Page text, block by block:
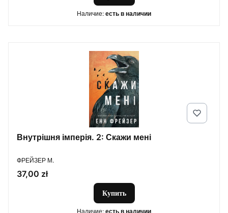
Наличие: есть в наличии
Внутрішня імперія. 2: Скажи мені
ПРОИЗВОДИТЕЛЬ
ФРЕЙЗЕР М.
Цена
37,00 zł
Купить
Наличие: есть в наличии